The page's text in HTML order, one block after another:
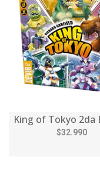
King of Tokyo 2da
$32.990